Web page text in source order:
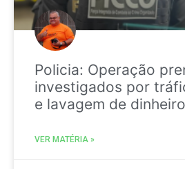
Policia: Operação
investigados por
e lavagem de
VER MATÉRIA »